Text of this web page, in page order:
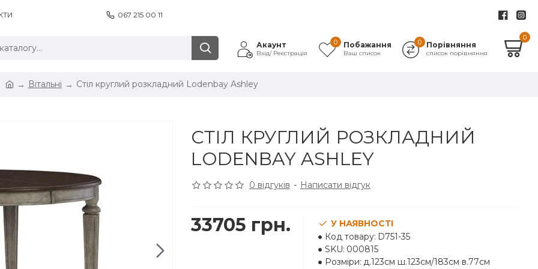
067 215 00 11
Акаунт
Вхід/ Реєстрація
Побажання
Ваш список
0 Порівняння
список порівняння
0
0
Вітальні Стіл круглий розкладний Lodenbay Ashley
СТІЛ КРУГЛИЙ РОЗКЛАДНИЙ
LODENBAY ASHLEY
0 відгуків - Написати відгук
33705 грн.
У НАЯВНОСТІ
Код товару: D751-35
SKU: 000815
Розміри: д.123см ш.123см/183см в.77см